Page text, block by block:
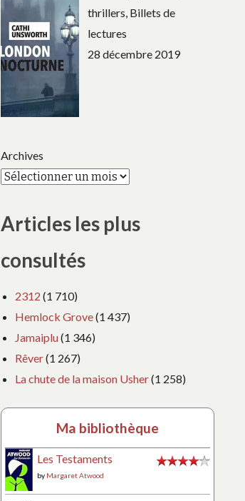
thrillers, Billets de
lectures
28 décembre 2019
Archives
Articles les plus
consultés
2312 (1 710)
Hemlock Grove(1 437)
Jamaiplu(1 346)
Rêver(1 267)
La chute de la maison Usher(1 258)
Ma bibliothèque
Les Testaments
by Margaret Atwood